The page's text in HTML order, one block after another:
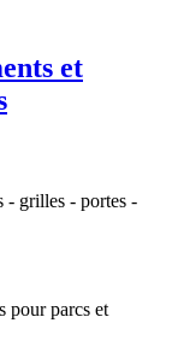
et
- grilles - portes -
pour parcs et